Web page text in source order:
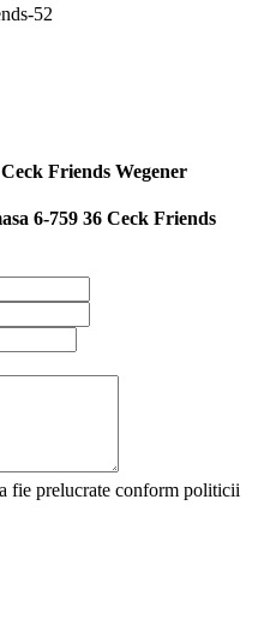
52
Friends Wegener
6-759 36 Ceck Friends
fie prelucrate conform politicii